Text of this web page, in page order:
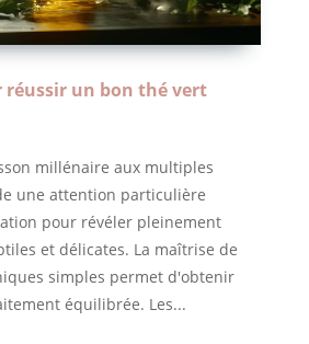
réussir un bon thé vert
millénaire aux multiples
une attention particulière
pour révéler pleinement
et délicates. La maîtrise de
simples permet d'obtenir
équilibrée. Les...